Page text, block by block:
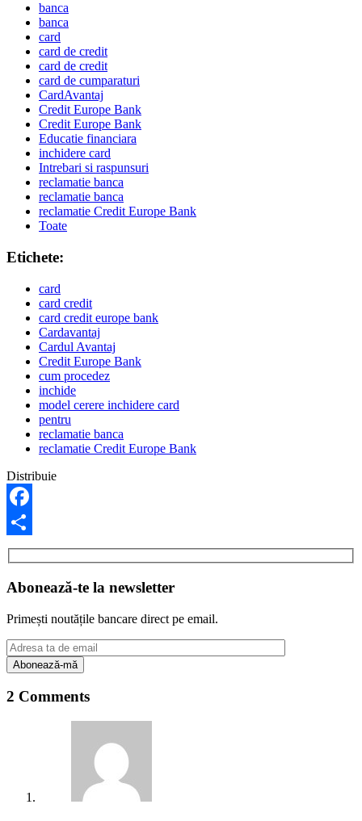
banca
banca
card
card de credit
card de credit
card de cumparaturi
CardAvantaj
Credit Europe Bank
Credit Europe Bank
Educatie financiara
inchidere card
Intrebari si raspunsuri
reclamatie banca
reclamatie banca
reclamatie Credit Europe Bank
Toate
Etichete:
card
card credit
card credit europe bank
Cardavantaj
Cardul Avantaj
Credit Europe Bank
cum procedez
inchide
model cerere inchidere card
pentru
reclamatie banca
reclamatie Credit Europe Bank
Distribuie
Facebook
Share
Abonează-te la newsletter
Primești noutățile bancare direct pe email.
2 Comments